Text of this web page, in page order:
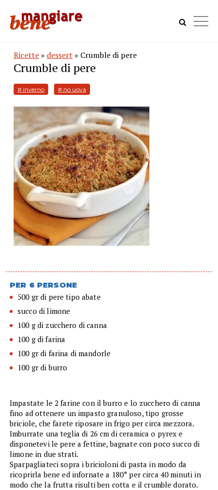
Ricette » dessert » Crumble di pere
Crumble di pere
# inverno # no uova
PER 6 PERSONE
500 gr di pere tipo abate
succo di limone
100 g di zucchero di canna
100 g di farina
100 gr di farina di mandorle
100 gr di burro
Impastate le 2 farine con il burro e lo zucchero di canna
fino ad ottenere un impasto granuloso, tipo grosse
briciole, che farete riposare in frigo per circa mezzora.
Imburrate una teglia di 26 cm di ceramica o pyrex e
disponetevi le pere a fettine, bagnate con poco succo di
limone in due strati.
Sparpagliateci sopra i bricioloni di pasta in modo da
ricoprirla bene ed infornate a 180° per circa 40 minuti in
modo che la frutta risulti ben cotta e il crumble dorato.